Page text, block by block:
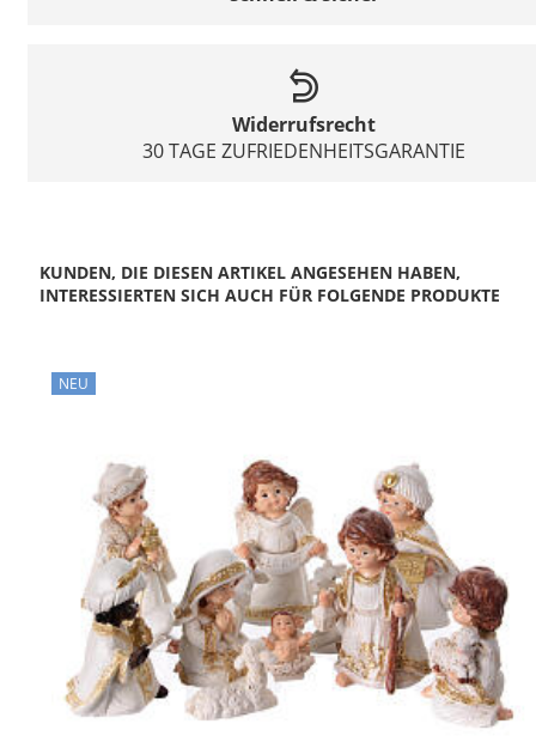
Widerrufsrecht
30 TAGE ZUFRIEDENHEITSGARANTIE
KUNDEN, DIE DIESEN ARTIKEL ANGESEHEN HABEN,
INTERESSIERTEN SICH AUCH FÜR FOLGENDE PRODUKTE
NEU